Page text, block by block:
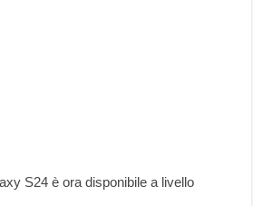
S24 è ora disponibile a livello